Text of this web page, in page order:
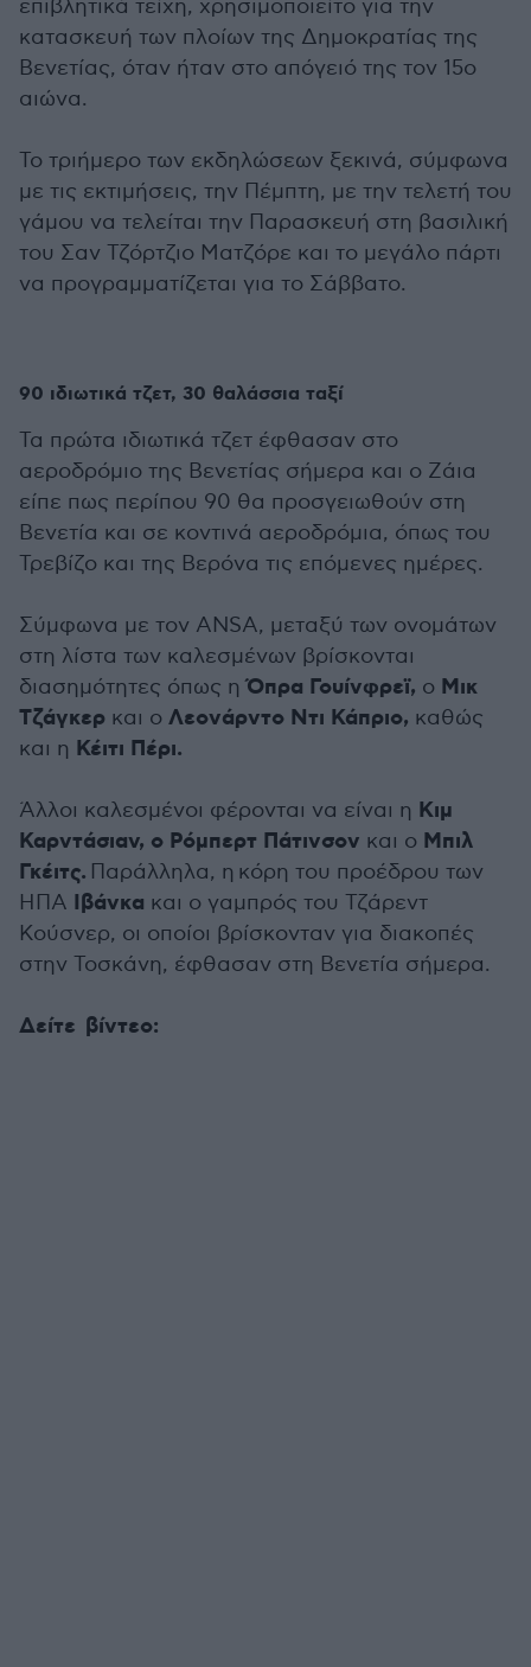
επιβλητικά τείχη, χρησιμοποιείτο για την
κατασκευή των πλοίων της Δημοκρατίας της
Βενετίας, όταν ήταν στο απόγειό της τον 15ο
αιώνα.
Το τριήμερο των εκδηλώσεων ξεκινά, σύμφωνα
με τις εκτιμήσεις, την Πέμπτη, με την τελετή του
γάμου να τελείται την Παρασκευή στη βασιλική
του Σαν Τζόρτζιο Ματζόρε και το μεγάλο πάρτι
να προγραμματίζεται για το Σάββατο.
90 ιδιωτικά τζετ, 30 θαλάσσια ταξί
Τα πρώτα ιδιωτικά τζετ έφθασαν στο
αεροδρόμιο της Βενετίας σήμερα και ο Ζάια
είπε πως περίπου 90 θα προσγειωθούν στη
Βενετία και σε κοντινά αεροδρόμια, όπως του
Τρεβίζο και της Βερόνα τις επόμενες ημέρες.
Σύμφωνα με τον ANSA, μεταξύ των ονομάτων
στη λίστα των καλεσμένων βρίσκονται
διασημότητες όπως ηΌπρα Γουίνφρεϊ, ο Μικ
Τζάγκερ και ο Λεονάρντο Ντι Κάπριο, καθώς
και η Κέιτι Πέρι.
Άλλοι καλεσμένοι φέρονται να είναι η Κιμ
Καρντάσιαν, ο Ρόμπερτ Πάτινσον και ο Μπιλ
Γκέιτς. Παράλληλα, η κόρη του προέδρου των
ΗΠΑ Ιβάνκα και ο γαμπρός του Τζάρεντ
Κούσνερ, οι οποίοι βρίσκονταν για διακοπές
στην Τοσκάνη, έφθασαν στη Βενετία σήμερα.
Δείτε βίντεο: